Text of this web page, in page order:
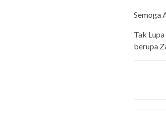
Semoga
Tak
berupa